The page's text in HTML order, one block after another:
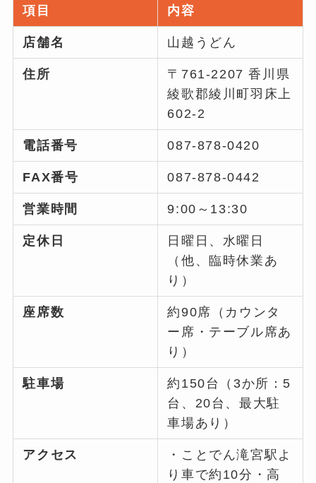
項目 内容
店舗名 山越うどん
住所
〒761-2207 香川県
綾歌郡綾川町羽床上
602-2
電話番号 087-878-0420
FAX番号 087-878-0442
営業時間 9:00～13:30
定休日
日曜日、水曜日
（他、臨時休業あ
り）
座席数
約90席（カウンタ
ー席・テーブル席あ
り）
駐車場
約150台（3か所：5
台、20台、最大駐
車場あり）
アクセス
・ことでん滝宮駅よ
り車で約10分・高